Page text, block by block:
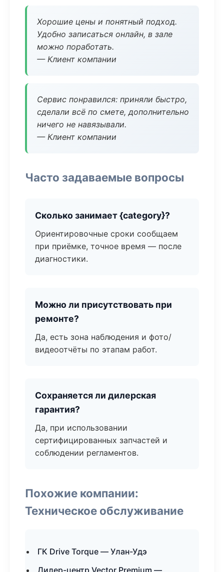
Хорошие цены и понятный подход.
Удобно записаться онлайн, в зале
можно поработать.
— Клиент компании
Сервис понравился: приняли быстро,
сделали всё по смете, дополнительно
ничего не навязывали.
— Клиент компании
Часто задаваемые вопросы
Сколько занимает {category}?
Ориентировочные сроки сообщаем
при приёмке, точное время — после
диагностики.
Можно ли присутствовать при
ремонте?
Да, есть зона наблюдения и фото/
видеоотчёты по этапам работ.
Сохраняется ли дилерская
гарантия?
Да, при использовании
сертифицированных запчастей и
соблюдении регламентов.
Похожие компании:
Техническое обслуживание
ГК Drive Torque — Улан-Удэ
Дилер-центр Vector Premium —